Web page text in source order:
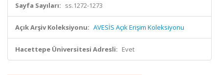
Sayfa Sayıları: ss.1272-1273
Açık Arşiv Koleksiyonu: AVESİS Açık Erişim Koleksiyonu
Hacettepe Üniversitesi Adresli: Evet